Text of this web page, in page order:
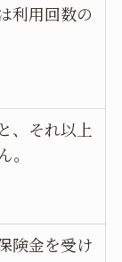
利用回数の
、それ以上
険金を受け